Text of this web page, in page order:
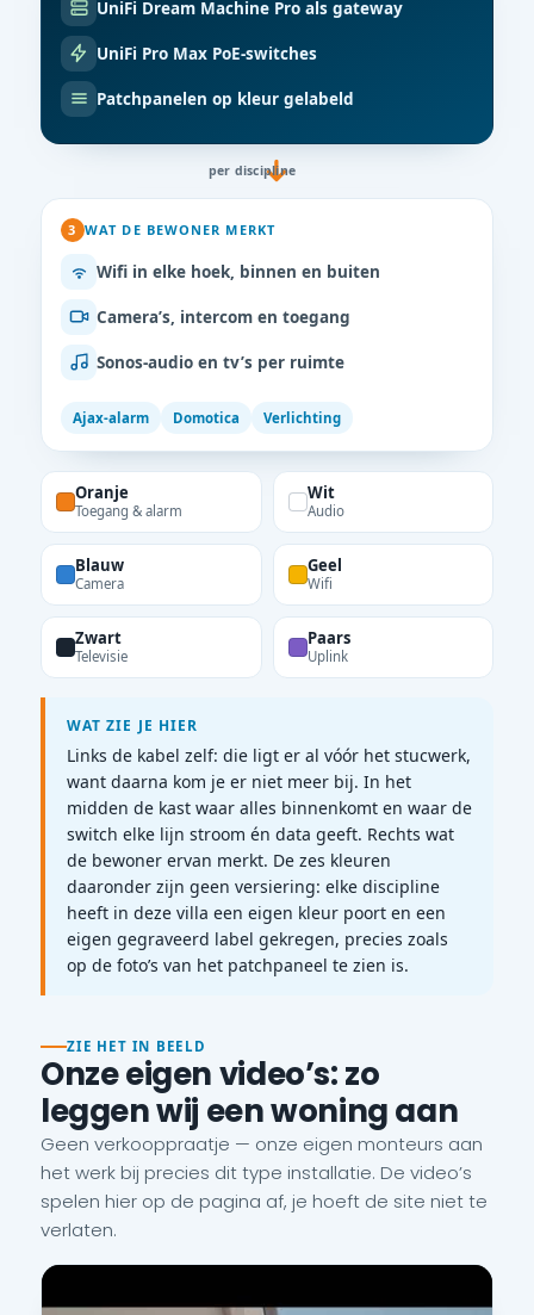
UniFi Dream Machine Pro als gateway
UniFi Pro Max PoE-switches
Patchpanelen op kleur gelabeld
per discipline
3 WAT DE BEWONER MERKT
Wifi in elke hoek, binnen en buiten
Camera’s, intercom en toegang
Sonos-audio en tv’s per ruimte
Ajax-alarm Domotica Verlichting
Oranje
Toegang & alarm
Wit
Audio
Blauw
Camera
Geel
Wifi
Zwart
Televisie
Paars
Uplink
WAT ZIE JE HIER
Links de kabel zelf: die ligt er al vóór het stucwerk,
want daarna kom je er niet meer bij. In het
midden de kast waar alles binnenkomt en waar de
switch elke lijn stroom én data geeft. Rechts wat
de bewoner ervan merkt. De zes kleuren
daaronder zijn geen versiering: elke discipline
heeft in deze villa een eigen kleur poort en een
eigen gegraveerd label gekregen, precies zoals
op de foto’s van het patchpaneel te zien is.
ZIE HET IN BEELD
Onze eigen video’s: zo
leggen wij een woning aan
Geen verkooppraatje — onze eigen monteurs aan
het werk bij precies dit type installatie. De video’s
spelen hier op de pagina af, je hoeft de site niet te
verlaten.